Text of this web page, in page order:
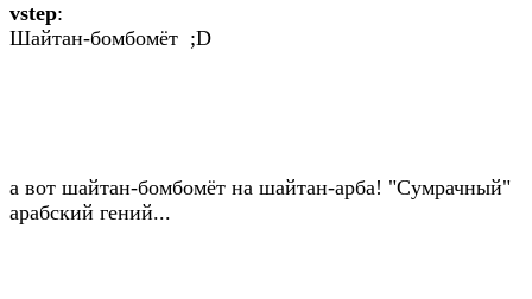
vstep:
Шайтан-бомбомёт ;D
а вот шайтан-бомбомёт на шайтан-арба! "Сумрачный"
арабский гений...